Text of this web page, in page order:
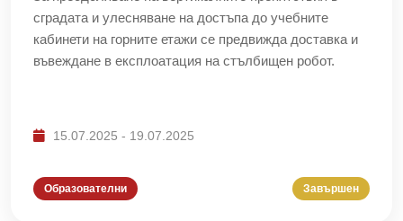
сградата и улесняване на достъпа до учебните
кабинети на горните етажи се предвижда доставка и
въвеждане в експлоатация на стълбищен робот.
15.07.2025 - 19.07.2025
Образователни Завършен